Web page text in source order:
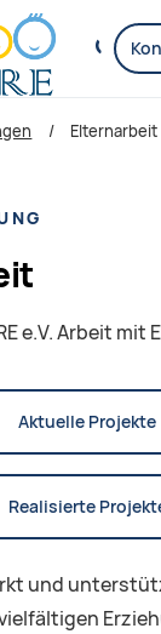
Elternarbeit
e.V. Arbeit mit
Aktuelle Projekte
Realisierte
und